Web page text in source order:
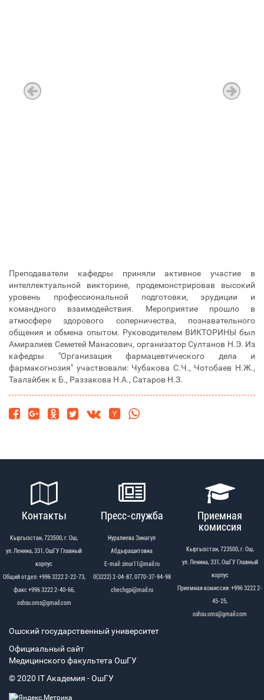
Преподаватели кафедры приняли активное участие в
интеллектуальной викторине, продемонстрировав высокий
уровень профессиональной подготовки, эрудиции и
командного взаимодействия. Мероприятие прошло в
атмосфере здорового соперничества, познавательного
общения и обмена опытом. Руководителем ВИКТОРИНЫ был
Амиралиев Семетей Манасович, организатор Султанов Н.Э. Из
кафедры "Организация фармацевтического дела и
фармакогнозия" участвовали: Чубакова С.Ч., Чотобаев Н.Ж.,
Таалайбек к Б., Раззакова Н.А., Сатаров Н.З.
Контакты
Кыргызстан, 723500, г. Ош,
ул. Ленина, 331, ОшГУ Главный
корпус
Общий отдел: +996 3222 2-22-73,
факс +996 3222 2-40-66,
oshsu.oms@gmail.com
Пресс-служба
Нуралиева Зинагул
Абдырашитовна
Е-mail: zinur11@mail.ru
0(3222) 2-04-87, 0770-37-94-98
chechgpi@mail.ru
Приемная
комиссия
Кыргызстан, 723500, г. Ош,
ул. Ленина, 331, ОшГУ Главный
корпус
Приемная комиссия: +996 3222 2-
45-25,
oshsu.oms@gmail.com
Ошский государственный университет
Официальный сайт
Медицинского факультета ОшГУ
© 2020 IT Академия - OшГУ